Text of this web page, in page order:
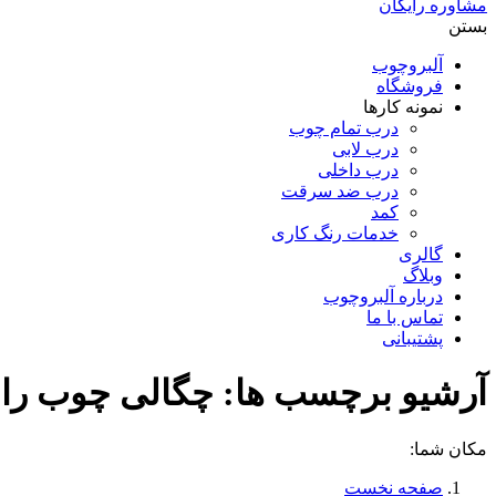
مشاوره رایگان
بستن
آلبروچوب
فروشگاه
نمونه کارها
درب تمام چوب
درب لابی
درب داخلی
درب ضد سرقت
کمد
خدمات رنگ کاری
گالری
وبلاگ
درباره آلبروچوب
تماس با ما
پشتیبانی
آرشیو برچسب ها: چگالی چوب
مکان شما:
صفحه نخست